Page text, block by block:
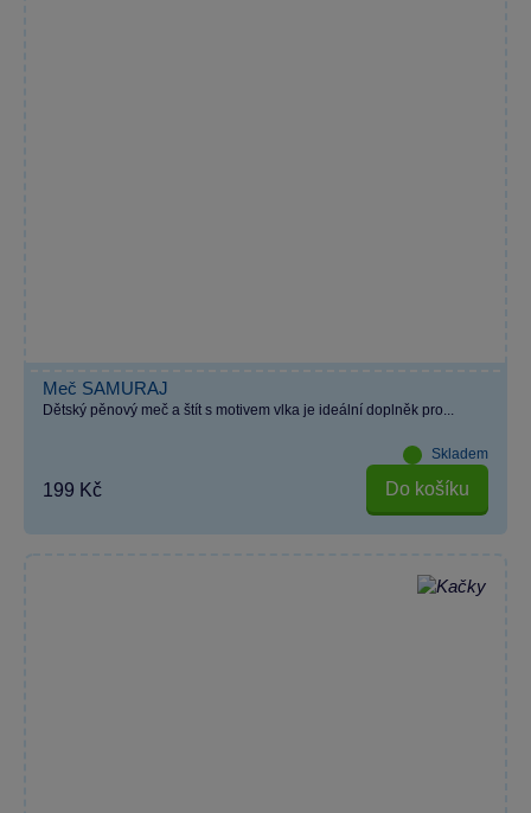
Meč SAMURAJ
Dětský pěnový meč a štít s motivem vlka je ideální doplněk pro...
Skladem
199 Kč Do košíku